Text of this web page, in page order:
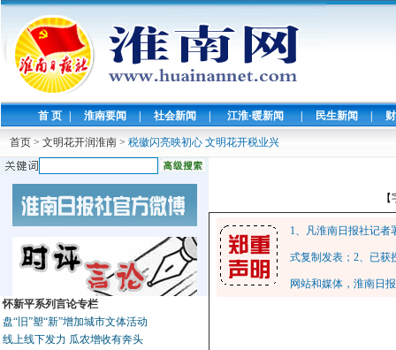
首 页 | 淮南要闻 | 社会新闻 | 江淮·暖新闻 | 民生新闻 |
首页 > 文明花开润淮南 > 税徽闪亮映初心 文明花开税业兴
怀新平系列言论专栏
盘“旧”塑“新”增加城市文体活动
线上线下发力 瓜农增收有奔头
1、凡淮南日报社记
式复制发表；2、已获
网站和媒体，淮南日